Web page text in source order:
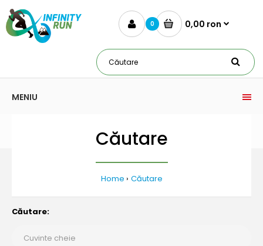
0 0,00 ron
MENIU
Căutare
Home Căutare
Căutare: